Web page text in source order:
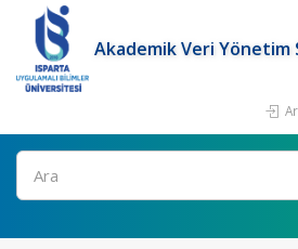
Akademik Veri Yönetim
Ara